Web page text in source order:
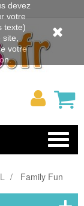
Mon
Family Fun
devez
votre
texte)
votre